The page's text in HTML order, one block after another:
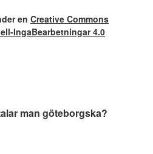
man göteborgska?
en Creative Commons
IngaBearbetningar 4.0